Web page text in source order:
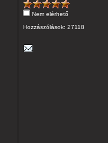
Nem elérhető
Hozzászólások: 27118